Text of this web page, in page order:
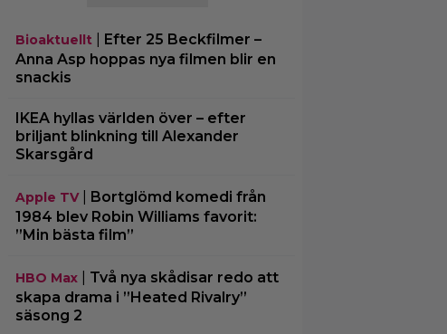
Bioaktuellt| Efter 25 Beckfilmer –
Anna Asp hoppas nya filmen blir en
snackis
IKEA hyllas världen över – efter
briljant blinkning till Alexander
Skarsgård
Apple TV| Bortglömd komedi från
1984 blev Robin Williams favorit:
”Min bästa film”
HBO Max| Två nya skådisar redo att
skapa drama i ”Heated Rivalry”
säsong 2